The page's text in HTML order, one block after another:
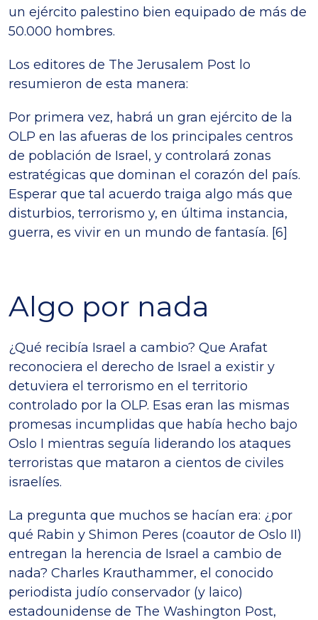
un ejército palestino bien equipado de más de
50.000 hombres.
Los editores de The Jerusalem Post lo
resumieron de esta manera:
Por primera vez, habrá un gran ejército de la
OLP en las afueras de los principales centros
de población de Israel, y controlará zonas
estratégicas que dominan el corazón del país.
Esperar que tal acuerdo traiga algo más que
disturbios, terrorismo y, en última instancia,
guerra, es vivir en un mundo de fantasía. [6]
Algo por nada
¿Qué recibía Israel a cambio? Que Arafat
reconociera el derecho de Israel a existir y
detuviera el terrorismo en el territorio
controlado por la OLP. Esas eran las mismas
promesas incumplidas que había hecho bajo
Oslo I mientras seguía liderando los ataques
terroristas que mataron a cientos de civiles
israelíes.
La pregunta que muchos se hacían era: ¿por
qué Rabin y Shimon Peres (coautor de Oslo II)
entregan la herencia de Israel a cambio de
nada? Charles Krauthammer, el conocido
periodista judío conservador (y laico)
estadounidense de The Washington Post,